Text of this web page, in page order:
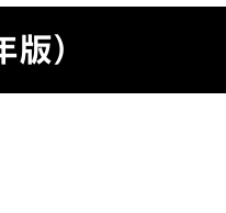
）